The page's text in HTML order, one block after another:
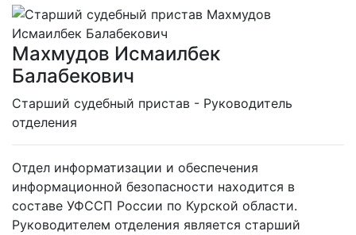
Махмудов Исмаилбек
Балабекович
Cтарший судебный пристав - Руководитель
отделения
Отдел информатизации и обеспечения
информационной безопасности находится в
составе УФССП России по Курской области.
Руководителем отделения является старший